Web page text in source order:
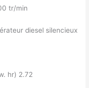
tr/min
diesel silencieux
hr) 2.72